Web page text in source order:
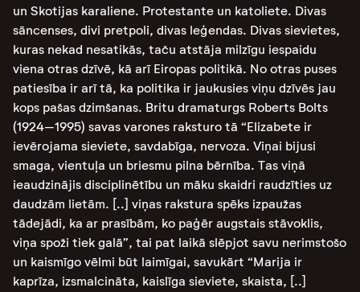
un Skotijas karaliene. Protestante un katoliete. Divas
sāncenses, divi pretpoli, divas leģendas. Divas sievietes,
kuras nekad nesatikās, taču atstāja milzīgu iespaidu
viena otras dzīvē, kā arī Eiropas politikā. No otras puses
patiesība ir arī tā, ka politika ir jaukusies viņu dzīvēs jau
kops pašas dzimšanas. Britu dramaturgs Roberts Bolts
(1924–1995) savas varones raksturo tā “Elizabete ir
ievērojama sieviete, savdabīga, nervoza. Viņai bijusi
smaga, vientuļa un briesmu pilna bērnība. Tas viņā
ieaudzinājis disciplinētību un māku skaidri raudzīties uz
daudzām lietām. [..] viņas rakstura spēks izpaužas
tādejādi, ka ar prasībām, ko paģēr augstais stāvoklis,
viņa spoži tiek galā”, tai pat laikā slēpjot savu nerimstošo
un kaismīgo vēlmi būt laimīgai, savukārt “Marija ir
kaprīza, izsmalcināta, kaislīga sieviete, skaista, [..]